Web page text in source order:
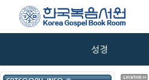
성경